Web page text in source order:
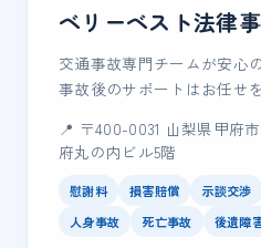
ベリーベスト法律事
交通事故専門チームが安心
事故後のサポートはお任せ
📍 〒400-0031 山梨県甲府
府丸の内ビル5階
慰謝料 損害賠償 示談交渉
人身事故
死亡事故 後遺障